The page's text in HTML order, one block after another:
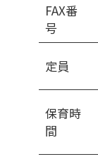
FAX番
号
定員
保育時
間